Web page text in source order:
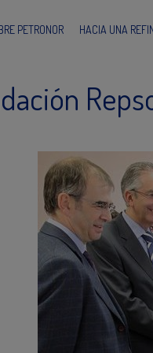
PETRONOR HACIA UNA